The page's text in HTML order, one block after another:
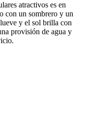
atractivos es en
con un sombrero y un
y el sol brilla con
provisión de agua y